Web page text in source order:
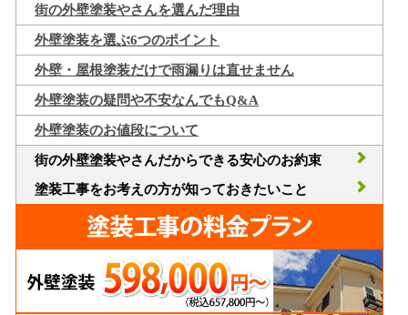
街の外壁塗装やさんを選んだ理由
外壁塗装を選ぶ6つのポイント
外壁・屋根塗装だけで雨漏りは直せません
外壁塗装の疑問や不安なんでもQ&A
外壁塗装のお値段について
街の外壁塗装やさんだからできる安心のお約束
塗装工事をお考えの方が知っておきたいこと